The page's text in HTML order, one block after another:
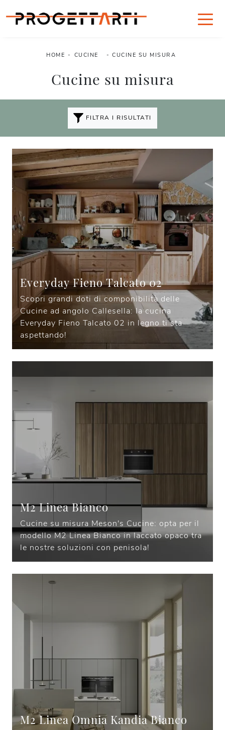
HOME - CUCINE - CUCINE SU MISURA
Cucine su misura
FILTRA I RISULTATI
Everyday Fieno Talcato 02
Scopri grandi doti di componibilità delle
Cucine ad angolo Callesella: la cucina
Everyday Fieno Talcato 02 in legno ti sta
aspettando!
M2 Linea Bianco
Cucine su misura Meson's Cucine: opta per il
modello M2 Linea Bianco in laccato opaco tra
le nostre soluzioni con penisola!
M2 Linea Omnia Kandia Bianco